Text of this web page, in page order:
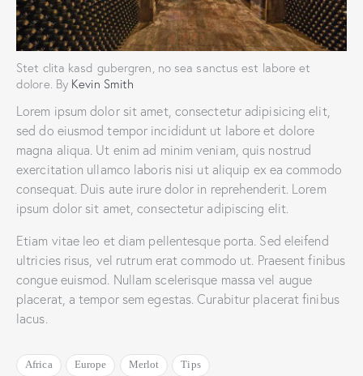
Stet clita kasd gubergren, no sea sanctus est labore et
dolore. By Kevin Smith
Lorem ipsum dolor sit amet, consectetur adipisicing elit,
sed do eiusmod tempor incididunt ut labore et dolore
magna aliqua. Ut enim ad minim veniam, quis nostrud
exercitation ullamco laboris nisi ut aliquip ex ea commodo
consequat. Duis aute irure dolor in reprehenderit. Lorem
ipsum dolor sit amet, consectetur adipiscing elit.
Etiam vitae leo et diam pellentesque porta. Sed eleifend
ultricies risus, vel rutrum erat commodo ut. Praesent finibus
congue euismod. Nullam scelerisque massa vel augue
placerat, a tempor sem egestas. Curabitur placerat finibus
lacus.
Africa Europe Merlot Tips